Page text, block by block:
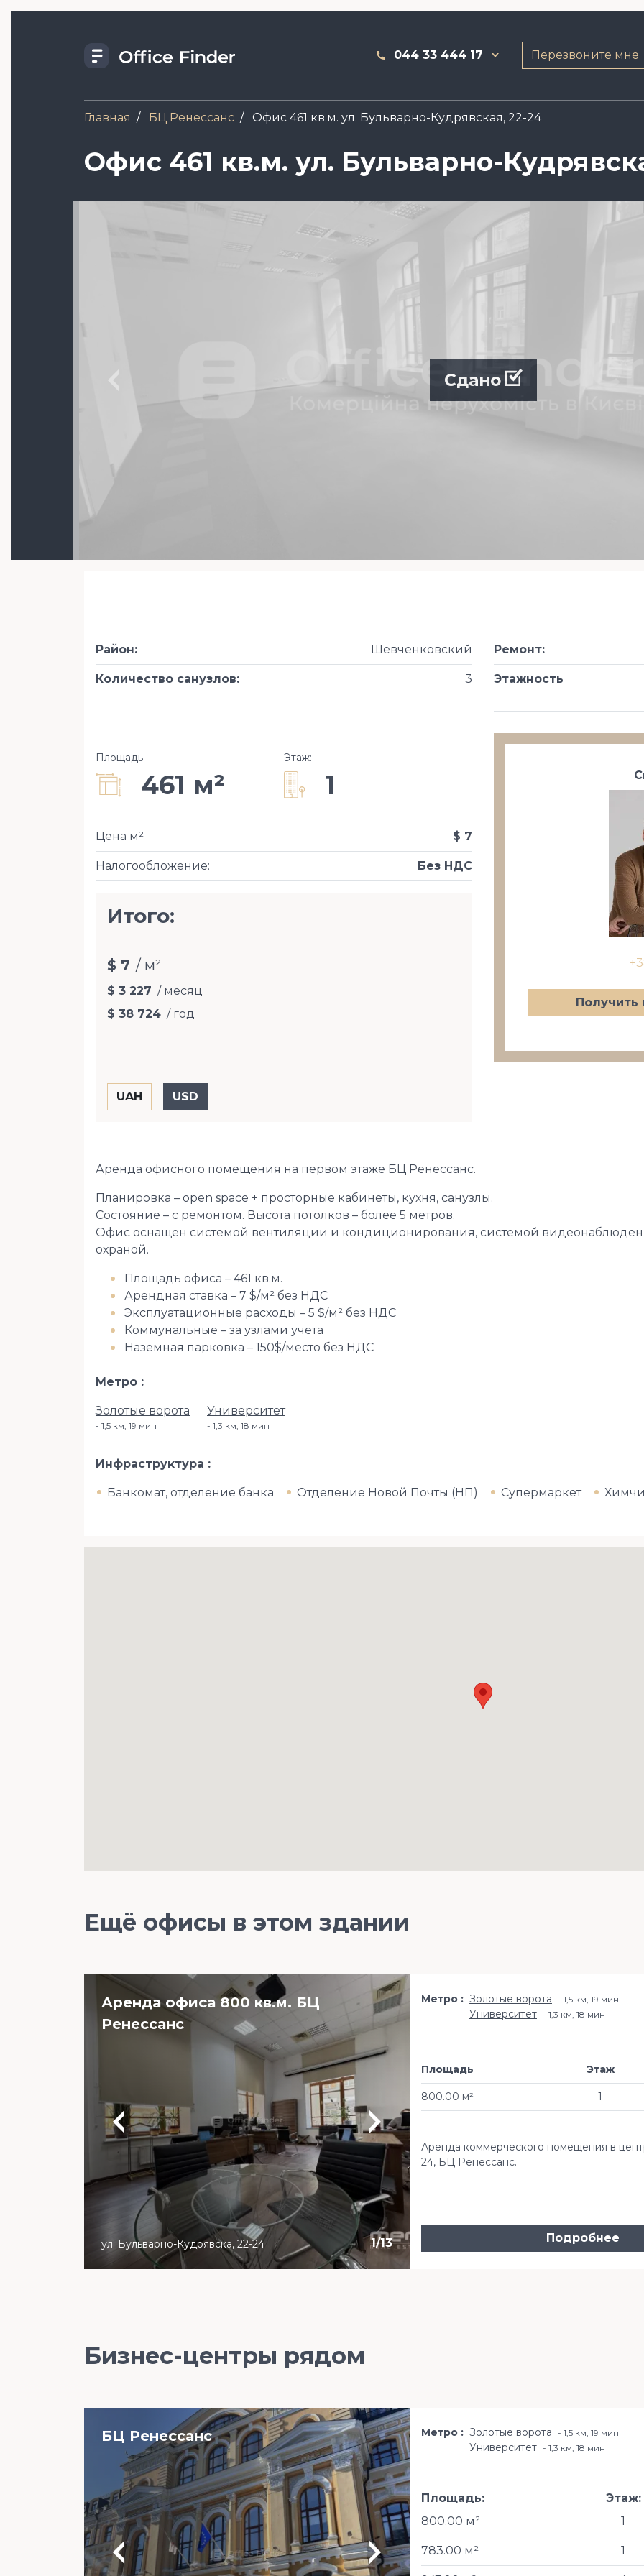
044 33 444 17 Перезвоните мне
Главная БЦ Ренессанс Офис 461 кв.м. ул. Бульварно-Кудрявская, 22-24
Офис 461 кв.м. ул. Бульварно-
Сдано
Район: Шевченковский
Количество санузлов: 3
Ремонт:
Этажность
Площадь
461 м²
Этаж:
1
Налогообложение: Без НДС
Цена м² $ 7
Итого:
$ 7 / м²
$ 3 227 / месяц
$ 38 724 / год
Получить
Аренда офисного помещения на первом этаже БЦ Ренессанс.
Планировка – open space + просторные кабинеты, кухня, санузлы.
Состояние – с ремонтом. Высота потолков – более 5 метров.
Офис оснащен системой вентиляции и кондиционирования, системой
охраной.
Площадь офиса – 461 кв.м.
Арендная ставка – 7 $/м² без НДС
Эксплуатационные расходы – 5 $/м² без НДС
Коммунальные – за узлами учета
Наземная парковка – 150$/место без НДС
Метро
Золотые ворота
1,5 км, 19 мин
Университет
1,3 км, 18 мин
Инфраструктура
Банкомат, отделение банка Отделение Новой Почты (НП) Супермаркет
Ещё офисы в этом здании
Аренда офиса 800 кв.м. БЦ
Ренессанс
1/13
ул. Бульварно-Кудрявска, 22-24
Метро Золотые ворота 1,5 км, 19 мин
Университет 1,3 км, 18 мин
Площадь
800.00 м²
Этаж
1
Аренда коммерческого помещения в
24, БЦ Ренессанс.
Подробнее
Бизнес-центры рядом
БЦ Ренессанс Метро Золотые ворота 1,5 км, 19 мин
Университет 1,3 км, 18 мин
Площадь:
800.00 м²
Этаж:
1
783.00 м² 1